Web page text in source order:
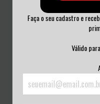
Faça o seu cadastro e
Válido
BRASILEIRO V...